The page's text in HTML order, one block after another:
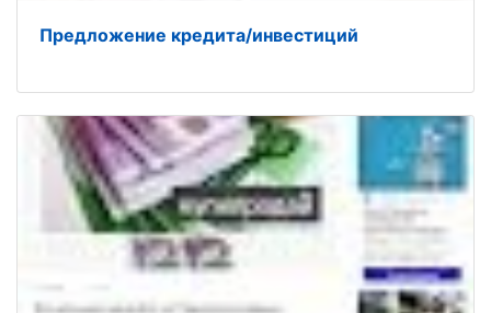
Предложение кредита/инвестиций